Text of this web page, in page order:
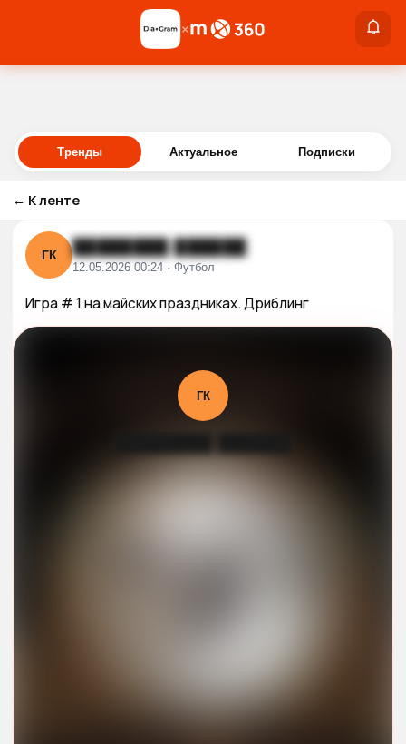
Войти
×
Тренды Актуальное Подписки
← К ленте
ГК ████████ ██████
12.05.2026 00:24 · Футбол
Игра # 1 на майских праздниках. Дриблинг
ГК